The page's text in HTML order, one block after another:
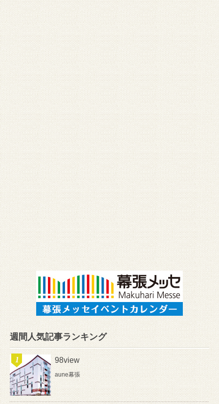
週間人気記事ランキング
98view
aune幕張